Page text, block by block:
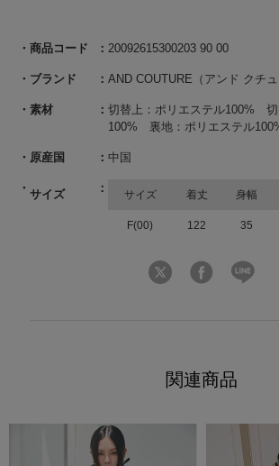
商品コード 20092615300203 90 00
ブランド AND COUTURE（アンド クチュ
素材
切替上：ポリエステル100%
100% 裏地：ポリエステル
原産国 中国
サイズ サイズ 着丈 身幅
F(00) 122 35
関連商品